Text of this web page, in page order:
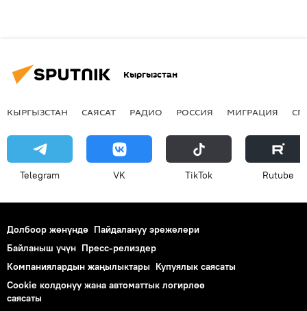
Кыргызстан
КЫРГЫЗСТАН САЯСАТ РАДИО РОССИЯ МИГРАЦИЯ
Telegram VK ТikТоk Rutube
Долбоор жөнүндө Пайдалануу эрежелери
Байланыш үчүн Пресс-релиздер
Компаниялардын жаңылыктары Купуялык саясаты
Cookie колдонуу жана автоматтык логирлөө
саясаты